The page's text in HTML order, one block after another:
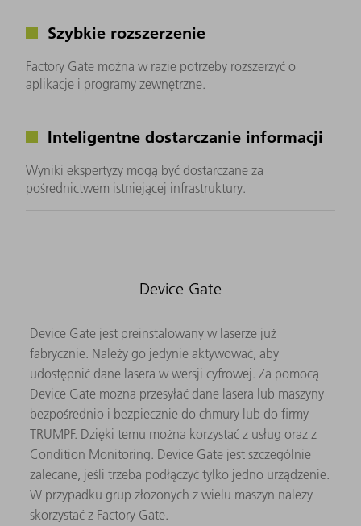
Szybkie rozszerzenie
Factory Gate można w razie potrzeby rozszerzyć o
aplikacje i programy zewnętrzne.
Inteligentne dostarczanie informacji
Wyniki ekspertyzy mogą być dostarczane za
pośrednictwem istniejącej infrastruktury.
Device Gate
Device Gate jest preinstalowany w laserze już
fabrycznie. Należy go jedynie aktywować, aby
udostępnić dane lasera w wersji cyfrowej. Za pomocą
Device Gate można przesyłać dane lasera lub maszyny
bezpośrednio i bezpiecznie do chmury lub do firmy
TRUMPF. Dzięki temu można korzystać z usług oraz z
Condition Monitoring. Device Gate jest szczególnie
zalecane, jeśli trzeba podłączyć tylko jedno urządzenie.
W przypadku grup złożonych z wielu maszyn należy
skorzystać z Factory Gate.